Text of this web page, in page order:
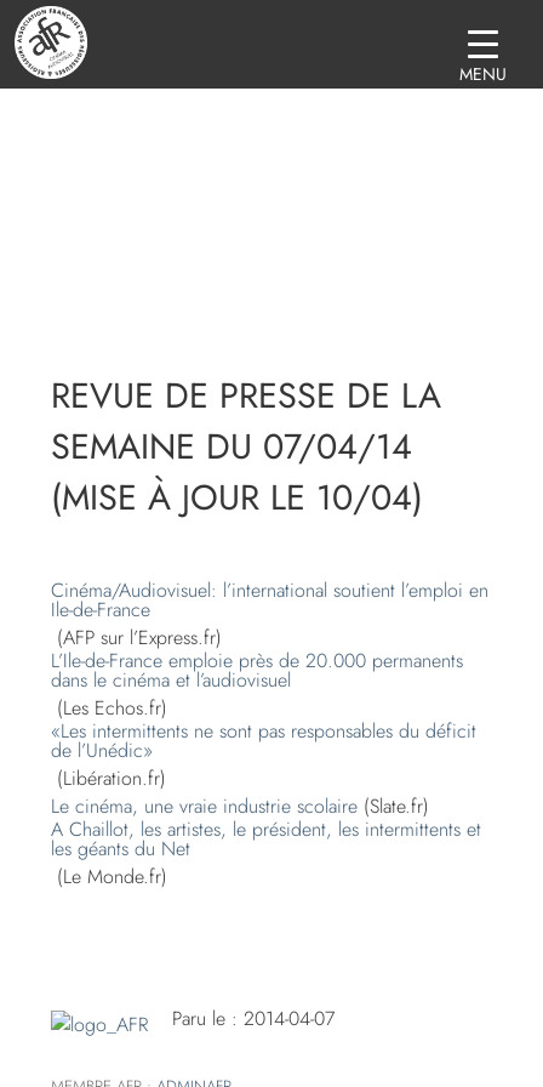
REVUE DE PRESSE DE LA
SEMAINE DU 07/04/14
(MISE À JOUR LE 10/04)
Cinéma/Audiovisuel: l’international soutient l’emploi en
Ile-de-France
(AFP sur l’Express.fr)
L’Ile-de-France emploie près de 20.000 permanents
dans le cinéma et l’audiovisuel
(Les Echos.fr)
«Les intermittents ne sont pas responsables du déficit
de l’Unédic»
(Libération.fr)
Le cinéma, une vraie industrie scolaire (Slate.fr)
A Chaillot, les artistes, le président, les intermittents et
les géants du Net
(Le Monde.fr)
Paru le : 2014-04-07
MENU